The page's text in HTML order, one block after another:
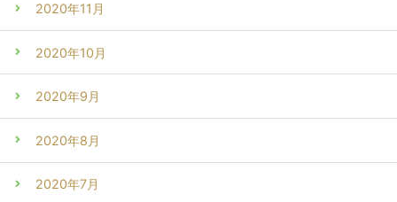
2020年11月
2020年10月
2020年9月
2020年8月
2020年7月